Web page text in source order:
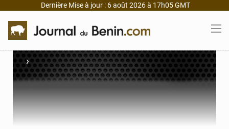
Dernière Mise à jour : 6 août 2026 à 17h05 GMT
›